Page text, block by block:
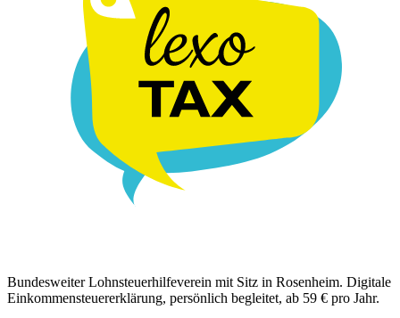
Bundesweiter Lohnsteuerhilfeverein mit Sitz in Rosenheim. Digitale
Einkommensteuererklärung, persönlich begleitet, ab 59 € pro Jahr.